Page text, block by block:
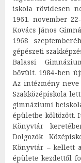
iskola rövidesen
1961. november
Kovács János
1968
gépészeti
Balassi
bővült. 1984-ben
Az intézmény neve
Szakközépiskola
gimnáziumi
épületbe költözött.
Könyvtár
Dolgozók
Könyvtár – kellett
épülete kezdettől